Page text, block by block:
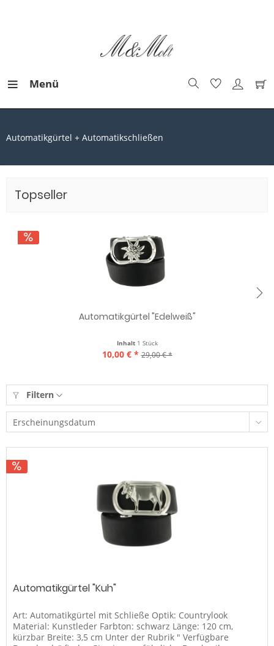
Menü
Automatikgürtel + Automatikschließen
Topseller
Automatikgürtel "Edelweiß"
Inhalt 1 Stück
10,00 € * 29,00 € *
Filtern
Automatikgürtel "Kuh"
Art: Automatikgürtel mit Schließe Optik: Countrylook
Material: Kunstleder Farbton: schwarz Länge: 120 cm,
kürzbar Breite: 3,5 cm Unter der Rubrik " Verfügbare